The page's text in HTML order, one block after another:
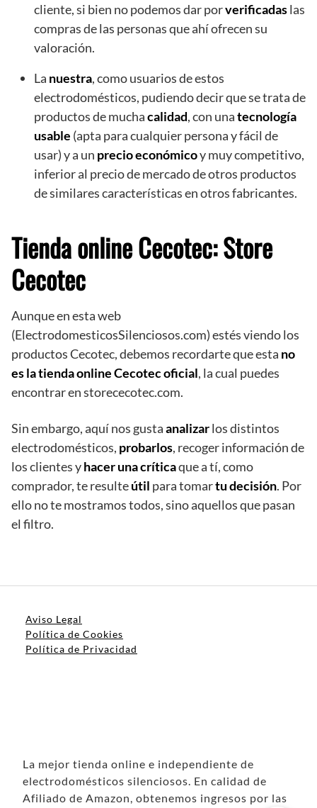
cliente, si bien no podemos dar porverificadaslas
compras de las personas que ahí ofrecen su
valoración.
La nuestra, como usuarios de estos
electrodomésticos, pudiendo decir que se trata de
productos de muchacalidad, con unatecnología
usable (apta para cualquier persona y fácil de
usar) y a un precio económicoy muy competitivo,
inferior al precio de mercado de otros productos
de similares características en otros fabricantes.
Tienda online Cecotec: Store
Cecotec
Aunque en esta web
(ElectrodomesticosSilenciosos.com) estés viendo los
productos Cecotec, debemos recordarte que esta no
es la tienda online Cecotec oficial, la cual puedes
encontrar en storececotec.com.
Sin embargo, aquí nos gustaanalizarlos distintos
electrodomésticos, probarlos, recoger información de
los clientes yhacer una críticaque a tí, como
comprador, te resulteútil para tomartu decisión. Por
ello no te mostramos todos, sino aquellos que pasan
el filtro.
Aviso Legal
Política de Cookies
Política de Privacidad
La mejor tienda online e independiente de
electrodomésticos silenciosos. En calidad de
Afiliado de Amazon, obtenemos ingresos por las